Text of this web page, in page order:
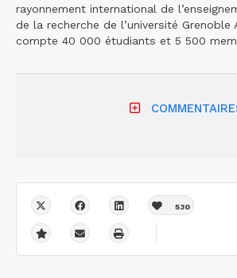
rayonnement international de
de la recherche de l’université Grenoble
compte 40 000 étudiants et 5 500
530